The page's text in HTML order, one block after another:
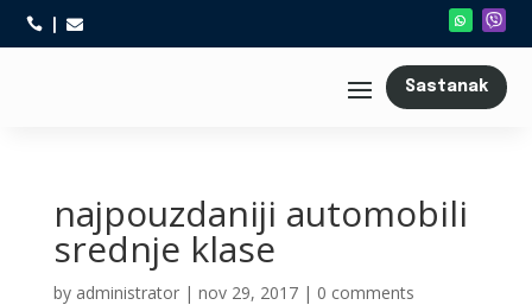
 
Sastanak
najpouzdaniji automobili
srednje klase
by administrator| nov 29, 2017| 0 comments